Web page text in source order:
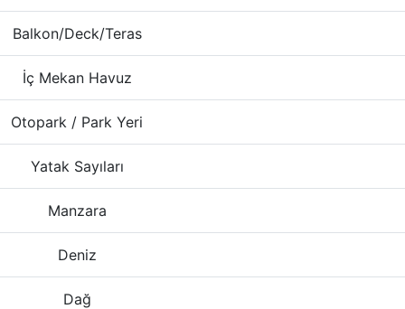
Balkon/Deck/Teras
İç Mekan Havuz
Otopark / Park Yeri
Yatak Sayıları
Manzara
Deniz
Dağ